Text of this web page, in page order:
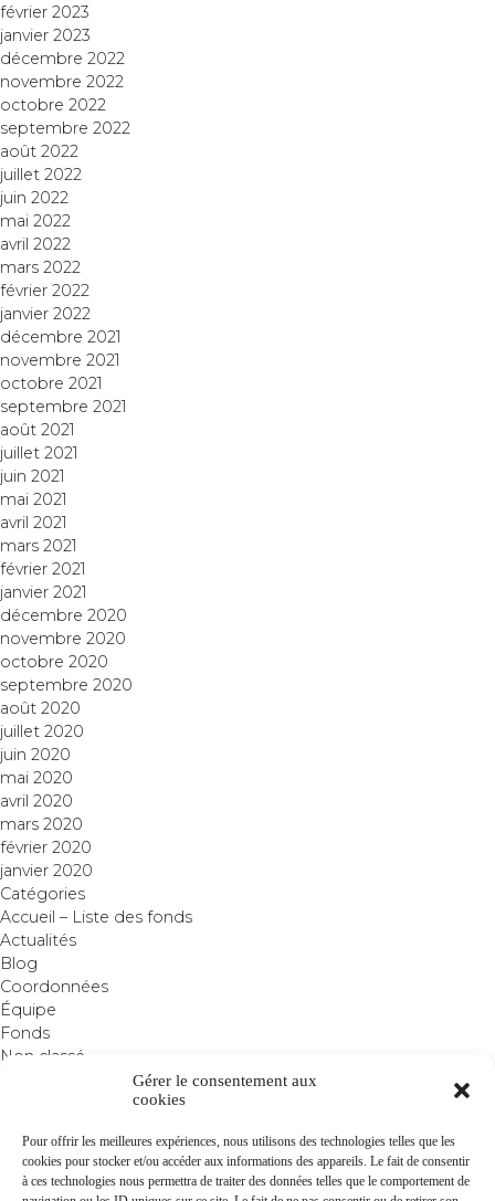
Gérer le consentement aux
cookies
Pour offrir les meilleures expériences, nous utilisons des technologies telles que les
cookies pour stocker et/ou accéder aux informations des appareils. Le fait de consentir
à ces technologies nous permettra de traiter des données telles que le comportement de
février 2023
janvier 2023
décembre 2022
novembre 2022
octobre 2022
septembre 2022
août 2022
juillet 2022
juin 2022
mai 2022
avril 2022
mars 2022
février 2022
janvier 2022
décembre 2021
novembre 2021
octobre 2021
septembre 2021
août 2021
juillet 2021
juin 2021
mai 2021
avril 2021
mars 2021
février 2021
janvier 2021
décembre 2020
novembre 2020
octobre 2020
septembre 2020
août 2020
juillet 2020
juin 2020
mai 2020
avril 2020
mars 2020
février 2020
janvier 2020
Catégories
Accueil – Liste des fonds
Actualités
Blog
Coordonnées
Équipe
Fonds
Non classé